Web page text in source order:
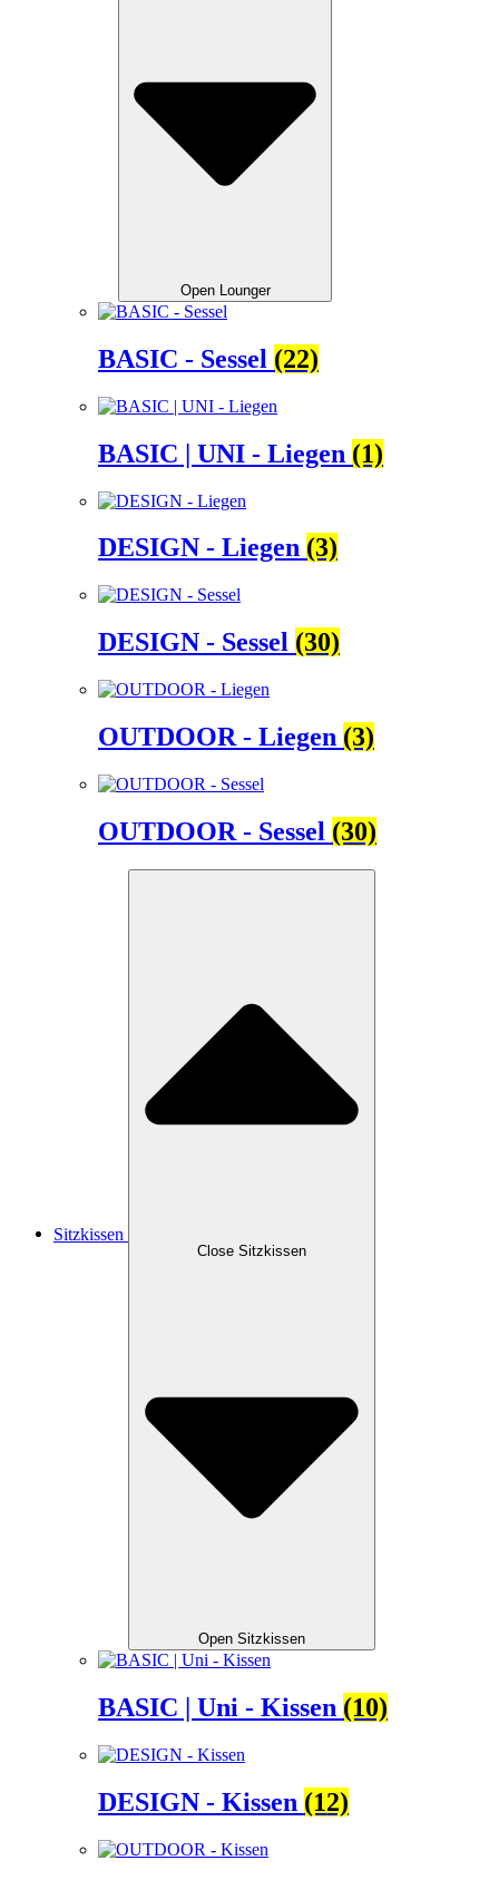
Open Lounger
BASIC - Sessel (22)
BASIC | UNI - Liegen (1)
DESIGN - Liegen (3)
DESIGN - Sessel (30)
OUTDOOR - Liegen (3)
OUTDOOR - Sessel (30)
Sitzkissen
Close Sitzkissen
Open Sitzkissen
BASIC | Uni - Kissen (10)
DESIGN - Kissen (12)